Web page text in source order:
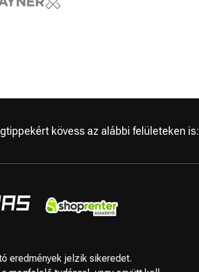
kövess az alábbi felületeken is:
eredmények jelzik sikeredet.